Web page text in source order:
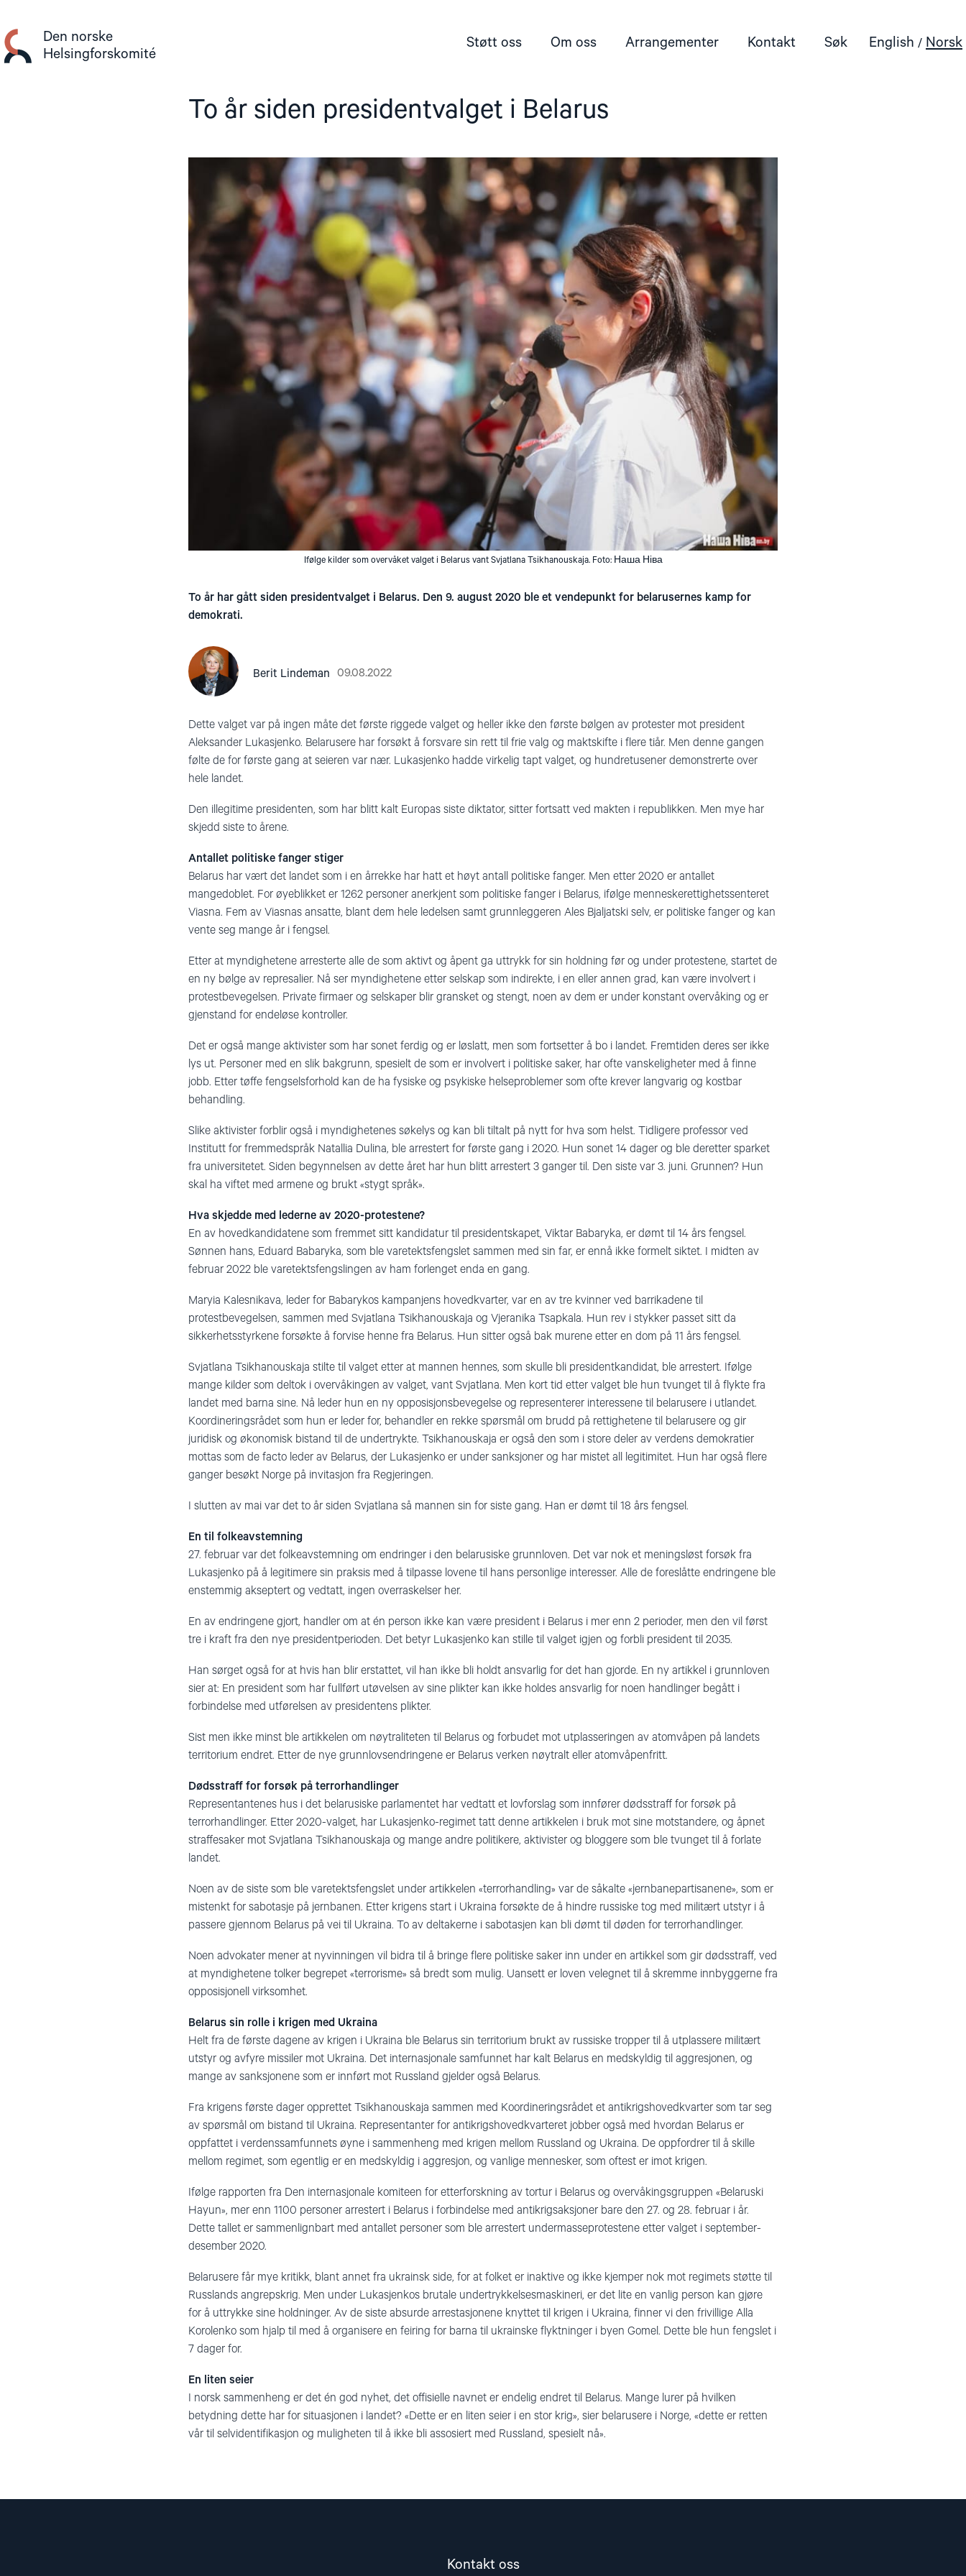
innhold
Den norske
Helsingforskomité
Støtt oss Om oss Arrangementer Kontakt Søk English Norsk
To år siden presidentvalget i Belarus
Ifølge kilder som overvåket valget i Belarus vant Svjatlana Tsikhanouskaja. Foto: Наша Ніва
To år har gått siden presidentvalget i Belarus. Den 9. august 2020 ble et vendepunkt for belarusernes kamp for
demokrati.
Berit Lindeman 09.08.2022
Dette valget var på ingen måte det første riggede valget og heller ikke den første bølgen av protester mot president
Aleksander Lukasjenko. Belarusere har forsøkt å forsvare sin rett til frie valg og maktskifte i flere tiår. Men denne gangen
følte de for første gang at seieren var nær. Lukasjenko hadde virkelig tapt valget, og hundretusener demonstrerte over
hele landet.
Den illegitime presidenten, som har blitt kalt Europas siste diktator, sitter fortsatt ved makten i republikken. Men mye har
skjedd siste to årene.
Antallet politiske fanger stiger
Belarus har vært det landet som i en årrekke har hatt et høyt antall politiske fanger. Men etter 2020 er antallet
mangedoblet. For øyeblikket er 1262 personer anerkjent som politiske fanger i Belarus, ifølge menneskerettighetssenteret
Viasna. Fem av Viasnas ansatte, blant dem hele ledelsen samt grunnleggeren Ales Bjaljatski selv, er politiske fanger og kan
vente seg mange år i fengsel.
Etter at myndighetene arresterte alle de som aktivt og åpent ga uttrykk for sin holdning før og under protestene, startet de
en ny bølge av represalier. Nå ser myndighetene etter selskap som indirekte, i en eller annen grad, kan være involvert i
protestbevegelsen. Private firmaer og selskaper blir gransket og stengt, noen av dem er under konstant overvåking og er
gjenstand for endeløse kontroller.
Det er også mange aktivister som har sonet ferdig og er løslatt, men som fortsetter å bo i landet. Fremtiden deres ser ikke
lys ut. Personer med en slik bakgrunn, spesielt de som er involvert i politiske saker, har ofte vanskeligheter med å finne
jobb. Etter tøffe fengselsforhold kan de ha fysiske og psykiske helseproblemer som ofte krever langvarig og kostbar
behandling.
Slike aktivister forblir også i myndighetenes søkelys og kan bli tiltalt på nytt for hva som helst. Tidligere professor ved
Institutt for fremmedspråk Natallia Dulina, ble arrestert for første gang i 2020. Hun sonet 14 dager og ble deretter sparket
fra universitetet. Siden begynnelsen av dette året har hun blitt arrestert 3 ganger til. Den siste var 3. juni. Grunnen? Hun
skal ha viftet med armene og brukt «stygt språk».
Hva skjedde med lederne av 2020-protestene?
En av hovedkandidatene som fremmet sitt kandidatur til presidentskapet, Viktar Babaryka, er dømt til 14 års fengsel.
Sønnen hans, Eduard Babaryka, som ble varetektsfengslet sammen med sin far, er ennå ikke formelt siktet. I midten av
februar 2022 ble varetektsfengslingen av ham forlenget enda en gang.
Maryia Kalesnikava, leder for Babarykos kampanjens hovedkvarter, var en av tre kvinner ved barrikadene til
protestbevegelsen, sammen med Svjatlana Tsikhanouskaja og Vjeranika Tsapkala. Hun rev i stykker passet sitt da
sikkerhetsstyrkene forsøkte å forvise henne fra Belarus. Hun sitter også bak murene etter en dom på 11 års fengsel.
Svjatlana Tsikhanouskaja stilte til valget etter at mannen hennes, som skulle bli presidentkandidat, ble arrestert. Ifølge
mange kilder som deltok i overvåkingen av valget, vant Svjatlana. Men kort tid etter valget ble hun tvunget til å flykte fra
landet med barna sine. Nå leder hun en ny opposisjonsbevegelse og representerer interessene til belarusere i utlandet.
Koordineringsrådet som hun er leder for, behandler en rekke spørsmål om brudd på rettighetene til belarusere og gir
juridisk og økonomisk bistand til de undertrykte. Tsikhanouskaja er også den som i store deler av verdens demokratier
mottas som de facto leder av Belarus, der Lukasjenko er under sanksjoner og har mistet all legitimitet. Hun har også flere
ganger besøkt Norge på invitasjon fra Regjeringen.
I slutten av mai var det to år siden Svjatlana så mannen sin for siste gang. Han er dømt til 18 års fengsel.
En til folkeavstemning
27. februar var det folkeavstemning om endringer i den belarusiske grunnloven. Det var nok et meningsløst forsøk fra
Lukasjenko på å legitimere sin praksis med å tilpasse lovene til hans personlige interesser. Alle de foreslåtte endringene ble
enstemmig akseptert og vedtatt, ingen overraskelser her.
En av endringene gjort, handler om at én person ikke kan være president i Belarus i mer enn 2 perioder, men den vil først
tre i kraft fra den nye presidentperioden. Det betyr Lukasjenko kan stille til valget igjen og forbli president til 2035.
Han sørget også for at hvis han blir erstattet, vil han ikke bli holdt ansvarlig for det han gjorde. En ny artikkel i grunnloven
sier at: En president som har fullført utøvelsen av sine plikter kan ikke holdes ansvarlig for noen handlinger begått i
forbindelse med utførelsen av presidentens plikter.
Sist men ikke minst ble artikkelen om nøytraliteten til Belarus og forbudet mot utplasseringen av atomvåpen på landets
territorium endret. Etter de nye grunnlovsendringene er Belarus verken nøytralt eller atomvåpenfritt.
Dødsstraff for forsøk på terrorhandlinger
Representantenes hus i det belarusiske parlamentet har vedtatt et lovforslag som innfører dødsstraff for forsøk på
terrorhandlinger. Etter 2020-valget, har Lukasjenko-regimet tatt denne artikkelen i bruk mot sine motstandere, og åpnet
straffesaker mot Svjatlana Tsikhanouskaja og mange andre politikere, aktivister og bloggere som ble tvunget til å forlate
landet.
Noen av de siste som ble varetektsfengslet under artikkelen «terrorhandling» var de såkalte «jernbanepartisanene», som er
mistenkt for sabotasje på jernbanen. Etter krigens start i Ukraina forsøkte de å hindre russiske tog med militært utstyr i å
passere gjennom Belarus på vei til Ukraina. To av deltakerne i sabotasjen kan bli dømt til døden for terrorhandlinger.
Noen advokater mener at nyvinningen vil bidra til å bringe flere politiske saker inn under en artikkel som gir dødsstraff, ved
at myndighetene tolker begrepet «terrorisme» så bredt som mulig. Uansett er loven velegnet til å skremme innbyggerne fra
opposisjonell virksomhet.
Belarus sin rolle i krigen med Ukraina
Helt fra de første dagene av krigen i Ukraina ble Belarus sin territorium brukt av russiske tropper til å utplassere militært
utstyr og avfyre ​​missiler mot Ukraina. Det internasjonale samfunnet har kalt Belarus en medskyldig til aggresjonen, og
mange av sanksjonene som er innført mot Russland gjelder også Belarus.
Fra krigens første dager opprettet Tsikhanouskaja sammen med Koordineringsrådet et antikrigshovedkvarter som tar seg
av spørsmål om bistand til Ukraina. Representanter for antikrigshovedkvarteret jobber også med hvordan Belarus er
oppfattet i verdenssamfunnets øyne i sammenheng med krigen mellom Russland og Ukraina. De oppfordrer til å skille
mellom regimet, som egentlig er en medskyldig i aggresjon, og vanlige mennesker, som oftest er imot krigen.
Ifølge rapporten fra Den internasjonale komiteen for etterforskning av tortur i Belarus og overvåkingsgruppen «Belaruski
Hayun», mer enn 1100 personer arrestert i Belarus i forbindelse med antikrigsaksjoner bare den 27. og 28. februar i år.
Dette tallet er sammenlignbart med antallet personer som ble arrestert undermasseprotestene etter valget i september-
desember 2020.
Belarusere får mye kritikk, blant annet fra ukrainsk side, for at folket er inaktive og ikke kjemper nok mot regimets støtte til
Russlands angrepskrig. Men under Lukasjenkos brutale undertrykkelsesmaskineri, er det lite en vanlig person kan gjøre
for å uttrykke sine holdninger. Av de siste absurde arrestasjonene knyttet til krigen i Ukraina, finner vi den frivillige Alla
Korolenko som hjalp til med å organisere en feiring for barna til ukrainske flyktninger i byen Gomel. Dette ble hun fengslet i
7 dager for.
En liten seier
I norsk sammenheng er det én god nyhet, det offisielle navnet er endelig endret til Belarus. Mange lurer på hvilken
betydning dette har for situasjonen i landet? «Dette er en liten seier i en stor krig», sier belarusere i Norge, «dette er retten
vår til selvidentifikasjon og muligheten til å ikke bli assosiert med Russland, spesielt nå».
Kontakt oss